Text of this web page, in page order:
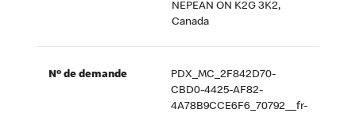
NEPEAN ON K2G 3K2,
Canada
Nº de demande
PDX_MC_2F842D70-
CBD0-4425-AF82-
4A78B9CCE6F6_70792__fr-